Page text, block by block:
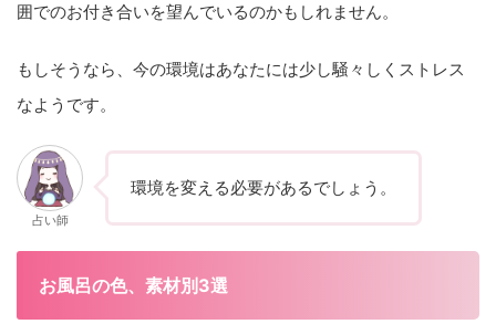
囲でのお付き合いを望んでいるのかもしれません。
もしそうなら、今の環境はあなたには少し騒々しくストレス
なようです。
占い師
環境を変える必要があるでしょう。
お風呂の色、素材別3選